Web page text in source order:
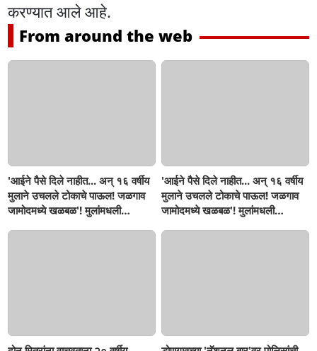
करण्यात आले आहे.
From around the web
'आईने पैसे दिले नाहीत... अन् १६ वर्षीय
मुलाने उचलले टोकाचे पाऊल! जळगाव
जामोदमध्ये खळबळ'! मुलांमधली
'आईने पैसे दिले नाहीत... अन् १६ वर्षीय
मुलाने उचलले टोकाचे पाऊल! जळगाव
जामोदमध्ये खळबळ'! मुलांमधली